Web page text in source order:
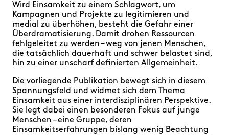
Wird Einsamkeit zu einem Schlagwort, um
Kampagnen und Projekte zu legitimieren und
medial zu überhöhen, besteht die Gefahr einer
Überdramatisierung. Damit drohen Ressourcen
fehlgeleitet zu werden – weg von jenen Menschen,
die tatsächlich dauerhaft und schwer belastet sind,
hin zu einer unscharf definierten Allgemeinheit.
Die vorliegende Publikation bewegt sich in diesem
Spannungsfeld und widmet sich dem Thema
Einsamkeit aus einer interdisziplinären Perspektive.
Sie legt dabei einen besonderen Fokus auf junge
Menschen – eine Gruppe, deren
Einsamkeitserfahrungen bislang wenig Beachtung